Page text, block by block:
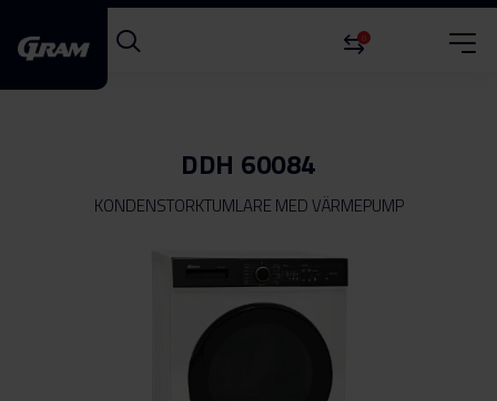
0
DDH 60084
KONDENSTORKTUMLARE MED VÄRMEPUMP